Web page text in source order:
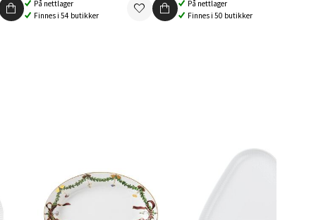
På nettlager
Finnes i 54 butikker
På nettlager
Finnes i 50 butikker